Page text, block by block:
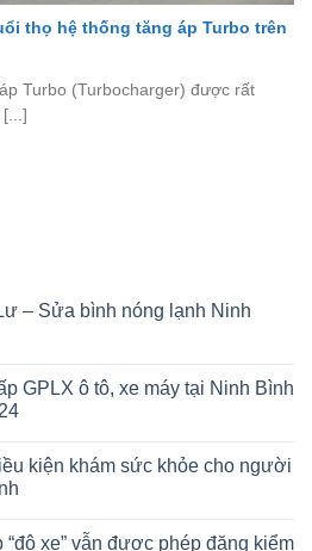
thọ hệ thống tăng áp Turbo trên
Turbo (Turbocharger) được rất
– Sửa bình nóng lạnh Ninh
GPLX ô tô, xe máy tại Ninh Bình
kiện khám sức khỏe cho người
xe” vẫn được phép đăng kiểm